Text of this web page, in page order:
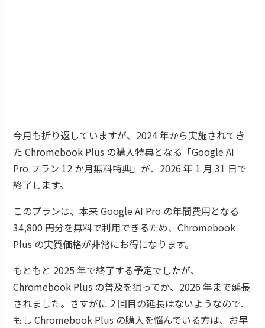
今月も折り返していますが、2024 年から実施されてき
た Chromebook Plus の購入特典となる「Google AI
Pro プラン 12 か月無料特典」が、2026 年 1 月 31 日で
終了します。
このプランは、本来 Google AI Pro の年間費用となる
34,800 円分を無料で利用できるため、Chromebook
Plus の実質価格が非常にお得になります。
もともと 2025 年で終了する予定でしたが、
Chromebook Plus の普及を狙ってか、2026 年まで延長
されました。さすがに 2 回目の延長はないようなので、
もし Chromebook Plus の購入を悩んでいる方は、お早